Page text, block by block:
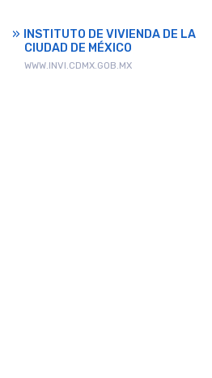
INSTITUTO DE VIVIENDA DE LA
CIUDAD DE MÉXICO
WWW.INVI.CDMX.GOB.MX